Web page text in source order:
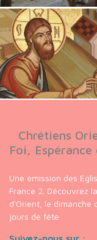
Chrétiens
Foi,
Une émission des
France 2. Découvrez
d'Orient, le dimanche
jours de fête